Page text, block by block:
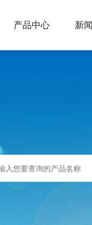
产品中心 新